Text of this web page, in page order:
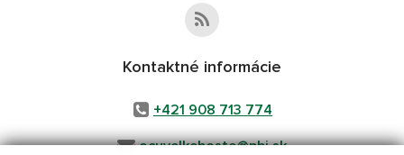
Kontaktné informácie
+421 908 713 774
ocuvelkehoste@pbi.sk